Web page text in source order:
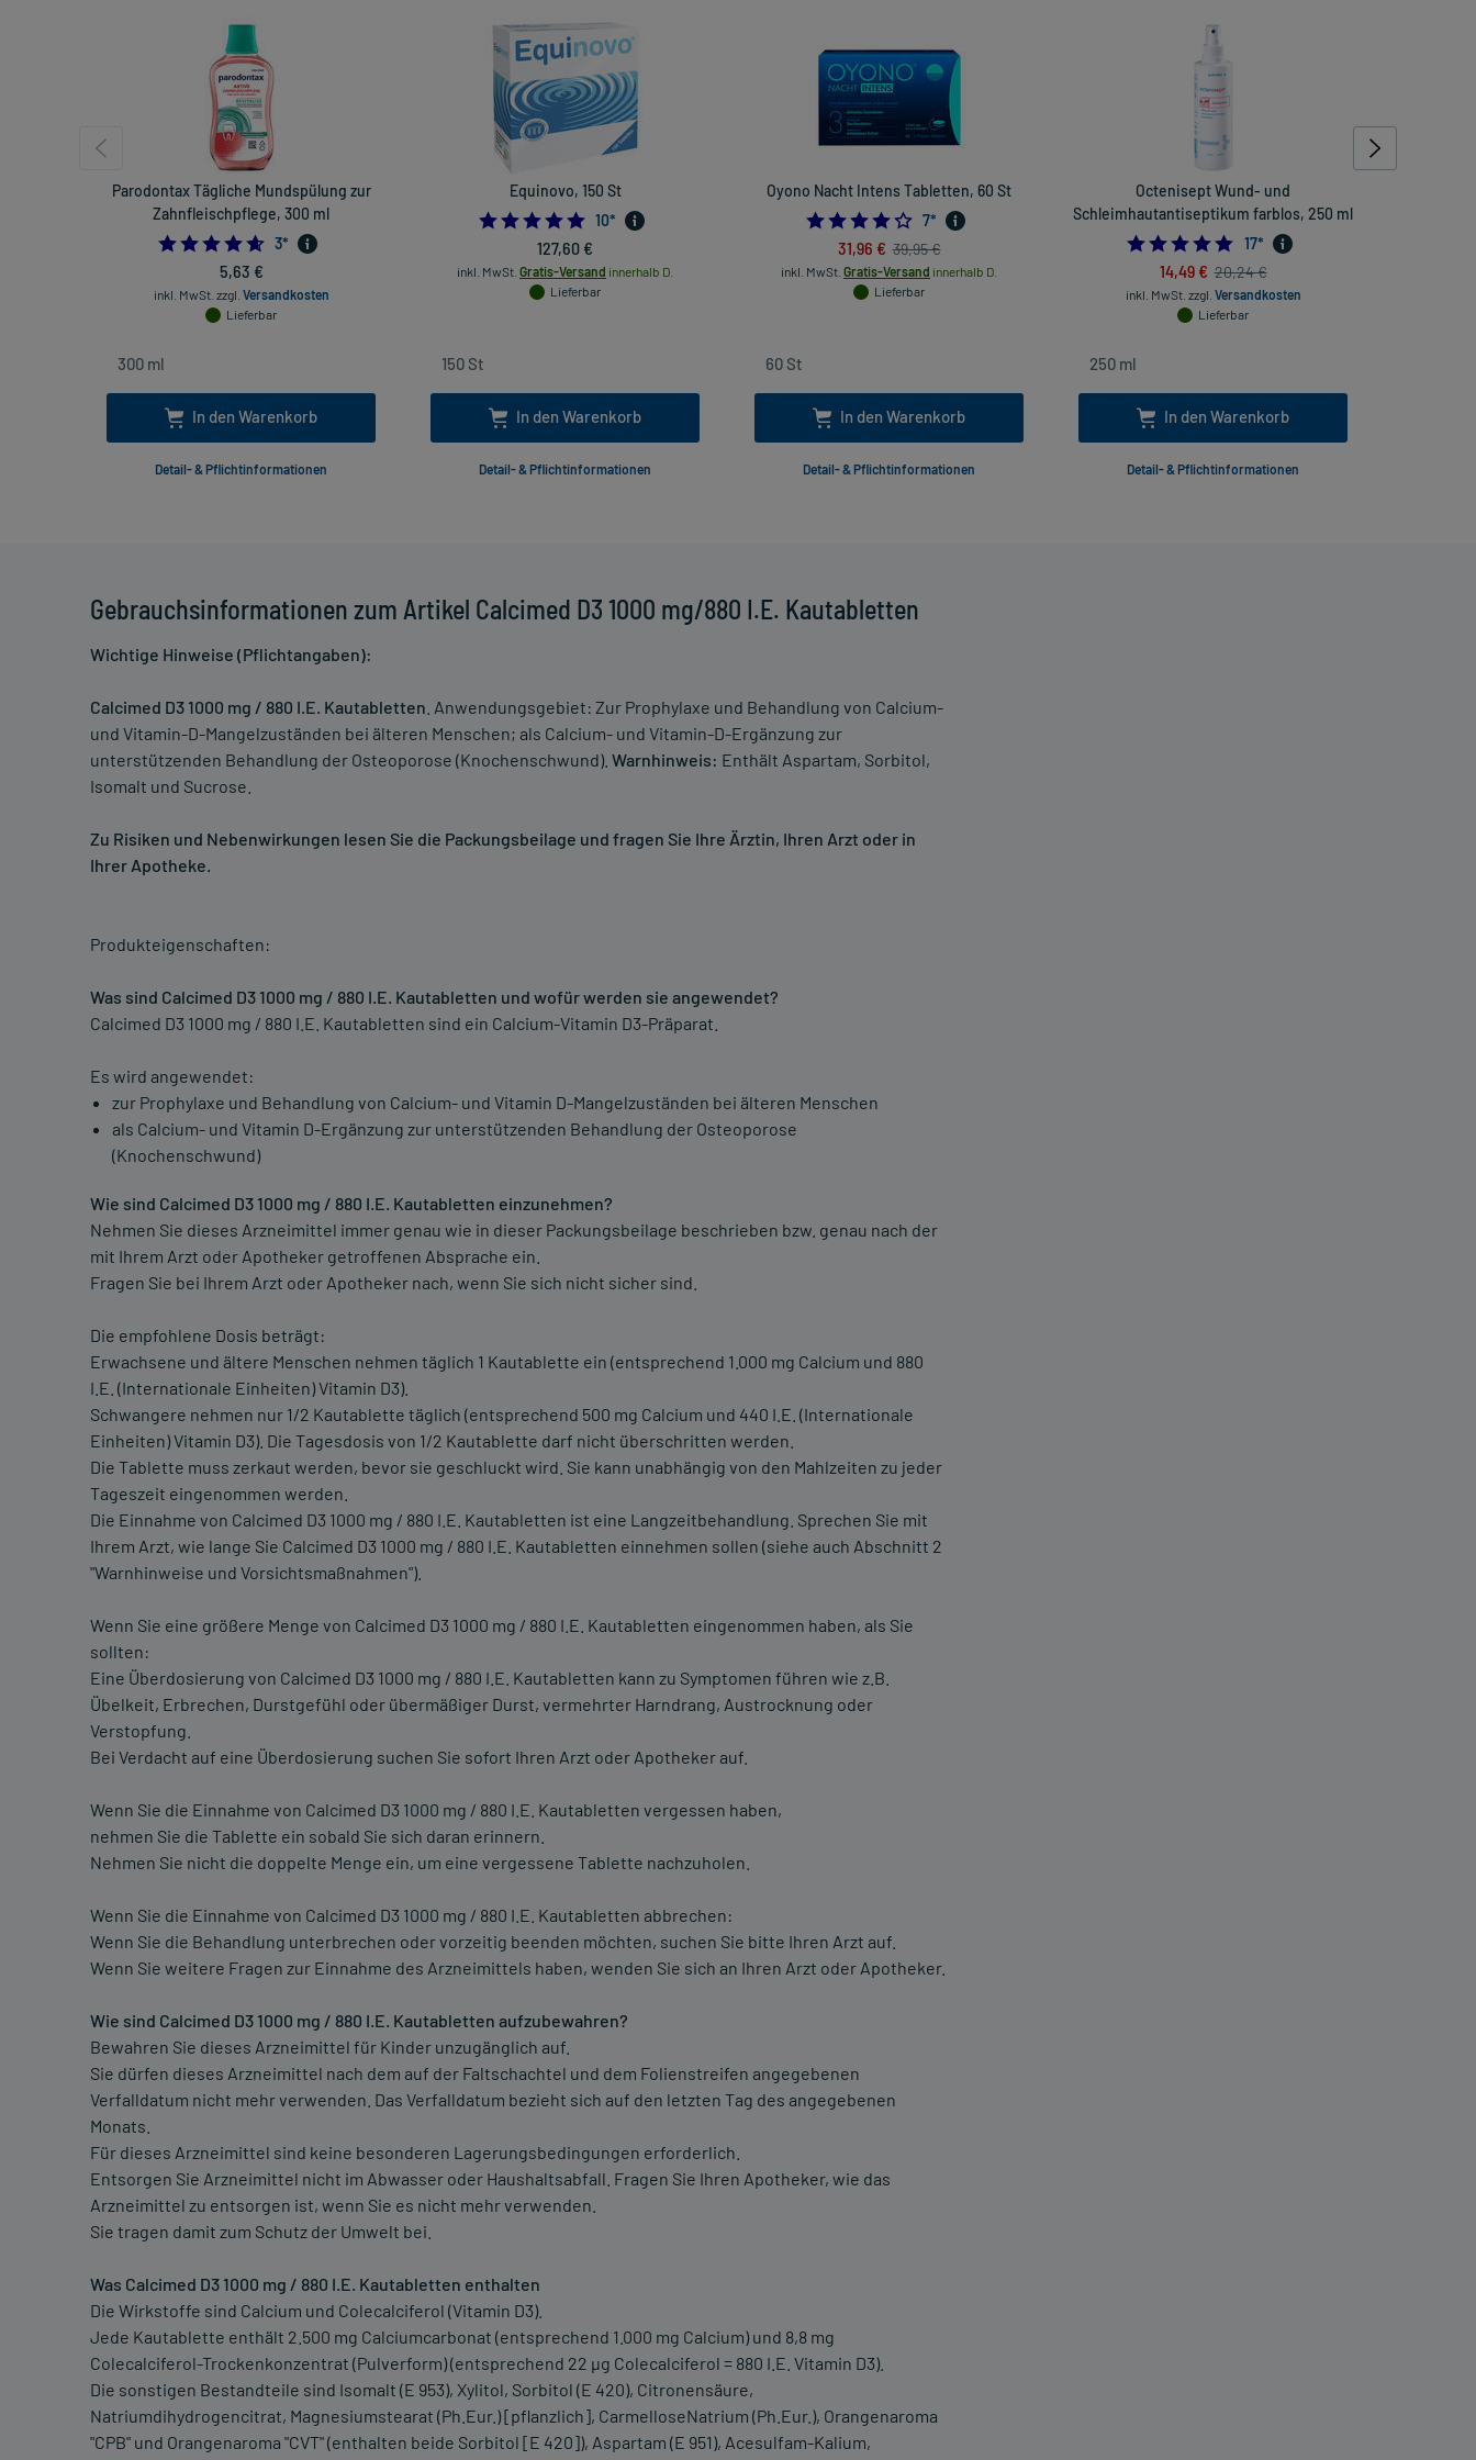
Gebrauchsinformationen zum Artikel Calcimed D3 1000 mg/880 I.E. Kautabletten
Wichtige Hinweise (Pflichtangaben):
Calcimed D3 1000 mg / 880 I.E. Kautabletten . Anwendungsgebiet: Zur Prophylaxe und Behandlung von Calcium-
und Vitamin-D-Mangelzuständen bei älteren Menschen; als Calcium- und Vitamin-D-Ergänzung zur
unterstützenden Behandlung der Osteoporose (Knochenschwund). Warnhinweis: Enthält Aspartam, Sorbitol,
Isomalt und Sucrose.
Zu Risiken und Nebenwirkungen lesen Sie die Packungsbeilage und fragen Sie Ihre Ärztin, Ihren Arzt oder in
Ihrer Apotheke.
Produkteigenschaften:
Was sind Calcimed D3 1000 mg / 880 I.E. Kautabletten und wofür werden sie angewendet?
Calcimed D3 1000 mg / 880 I.E. Kautabletten sind ein Calcium-Vitamin D3-Präparat.
Es wird angewendet:
zur Prophylaxe und Behandlung von Calcium- und Vitamin D-Mangelzuständen bei älteren Menschen
als Calcium- und Vitamin D-Ergänzung zur unterstützenden Behandlung der Osteoporose
(Knochenschwund)
Wie sind Calcimed D3 1000 mg / 880 I.E. Kautabletten einzunehmen?
Nehmen Sie dieses Arzneimittel immer genau wie in dieser Packungsbeilage beschrieben bzw. genau nach der
mit Ihrem Arzt oder Apotheker getroffenen Absprache ein.
Fragen Sie bei Ihrem Arzt oder Apotheker nach, wenn Sie sich nicht sicher sind.
Die empfohlene Dosis beträgt:
Erwachsene und ältere Menschen nehmen täglich 1 Kautablette ein (entsprechend 1.000 mg Calcium und 880
I.E. (Internationale Einheiten) Vitamin D3).
Schwangere nehmen nur 1/2 Kautablette täglich (entsprechend 500 mg Calcium und 440 I.E. (Internationale
Einheiten) Vitamin D3). Die Tagesdosis von 1/2 Kautablette darf nicht überschritten werden.
Die Tablette muss zerkaut werden, bevor sie geschluckt wird. Sie kann unabhängig von den Mahlzeiten zu jeder
Tageszeit eingenommen werden.
Die Einnahme von Calcimed D3 1000 mg / 880 I.E. Kautabletten ist eine Langzeitbehandlung. Sprechen Sie mit
Ihrem Arzt, wie lange Sie Calcimed D3 1000 mg / 880 I.E. Kautabletten einnehmen sollen (siehe auch Abschnitt 2
"Warnhinweise und Vorsichtsmaßnahmen").
Wenn Sie eine größere Menge von Calcimed D3 1000 mg / 880 I.E. Kautabletten eingenommen haben, als Sie
sollten:
Eine Überdosierung von Calcimed D3 1000 mg / 880 I.E. Kautabletten kann zu Symptomen führen wie z.B.
Übelkeit, Erbrechen, Durstgefühl oder übermäßiger Durst, vermehrter Harndrang, Austrocknung oder
Verstopfung.
Bei Verdacht auf eine Überdosierung suchen Sie sofort Ihren Arzt oder Apotheker auf.
Wenn Sie die Einnahme von Calcimed D3 1000 mg / 880 I.E. Kautabletten vergessen haben,
nehmen Sie die Tablette ein sobald Sie sich daran erinnern.
Nehmen Sie nicht die doppelte Menge ein, um eine vergessene Tablette nachzuholen.
Wenn Sie die Einnahme von Calcimed D3 1000 mg / 880 I.E. Kautabletten abbrechen:
Wenn Sie die Behandlung unterbrechen oder vorzeitig beenden möchten, suchen Sie bitte Ihren Arzt auf.
Wenn Sie weitere Fragen zur Einnahme des Arzneimittels haben, wenden Sie sich an Ihren Arzt oder Apotheker.
Wie sind Calcimed D3 1000 mg / 880 I.E. Kautabletten aufzubewahren?
Bewahren Sie dieses Arzneimittel für Kinder unzugänglich auf.
Sie dürfen dieses Arzneimittel nach dem auf der Faltschachtel und dem Folienstreifen angegebenen
Verfalldatum nicht mehr verwenden. Das Verfalldatum bezieht sich auf den letzten Tag des angegebenen
Monats.
Für dieses Arzneimittel sind keine besonderen Lagerungsbedingungen erforderlich.
Entsorgen Sie Arzneimittel nicht im Abwasser oder Haushaltsabfall. Fragen Sie Ihren Apotheker, wie das
Arzneimittel zu entsorgen ist, wenn Sie es nicht mehr verwenden.
Sie tragen damit zum Schutz der Umwelt bei.
Was Calcimed D3 1000 mg / 880 I.E. Kautabletten enthalten
Die Wirkstoffe sind Calcium und Colecalciferol (Vitamin D3).
Jede Kautablette enthält 2.500 mg Calciumcarbonat (entsprechend 1.000 mg Calcium) und 8,8 mg
Colecalciferol-Trockenkonzentrat (Pulverform) (entsprechend 22 µg Colecalciferol = 880 I.E. Vitamin D3).
Die sonstigen Bestandteile sind Isomalt (E 953), Xylitol, Sorbitol (E 420), Citronensäure,
Natriumdihydrogencitrat, Magnesiumstearat (Ph.Eur.) [pflanzlich], CarmelloseNatrium (Ph.Eur.), Orangenaroma
"CPB" und Orangenaroma "CVT" (enthalten beide Sorbitol [E 420]), Aspartam (E 951), Acesulfam-Kalium,
Parodontax Tägliche Mundspülung zur
Zahnfleischpflege, 300 ml
4.666666666666667
3*
5,63 €
inkl. MwSt. zzgl. Versandkosten
Lieferbar
In den Warenkorb
Detail- & Pflichtinformationen
Equinovo, 150 St
5.0
10*
127,60 €
inkl. MwSt. Gratis-Versand innerhalb D.
Lieferbar
In den Warenkorb
Detail- & Pflichtinformationen
Oyono Nacht Intens Tabletten, 60 St
4.142857142857143
7*
31,96 € 39,95 €
inkl. MwSt. Gratis-Versand innerhalb D.
Lieferbar
In den Warenkorb
Detail- & Pflichtinformationen
Octenisept Wund- und
Schleimhautantiseptikum farblos, 250 ml
4.9411764705882355
17*
14,49 € 20,24 €
inkl. MwSt. zzgl. Versandkosten
Lieferbar
In den Warenkorb
Detail- & Pflichtinformationen